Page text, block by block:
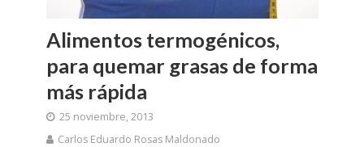
Alimentos termogénicos,
para quemar grasas de forma
más rápida
25 noviembre, 2013
Carlos Eduardo Rosas Maldonado